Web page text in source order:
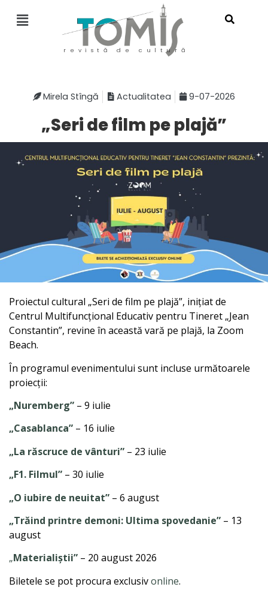
revistă de cultură
Mirela Stîngă Actualitatea 9-07-2026
„Seri de film pe plajă”
Proiectul cultural „Seri de film pe plajă”, inițiat de
Centrul Multifuncțional Educativ pentru Tineret „Jean
Constantin”, revine în această vară pe plajă, la Zoom
Beach.
În programul evenimentului sunt incluse următoarele
proiecții:
„Nuremberg” – 9 iulie
„Casablanca” – 16 iulie
„La răscruce de vânturi” – 23 iulie
„F1. Filmul” – 30 iulie
„O iubire de neuitat” – 6 august
„Trăind printre demoni: Ultima spovedanie” – 13
august
„Materialiștii” – 20 august 2026
Biletele se pot procura exclusivonline.